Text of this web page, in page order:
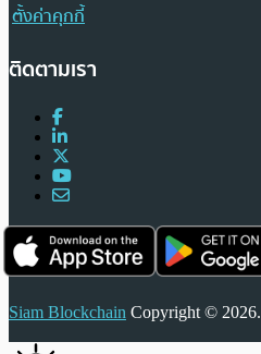
ตั้งค่าคุกกี้
ติดตามเรา
Siam Blockchain Copyright © 2026.